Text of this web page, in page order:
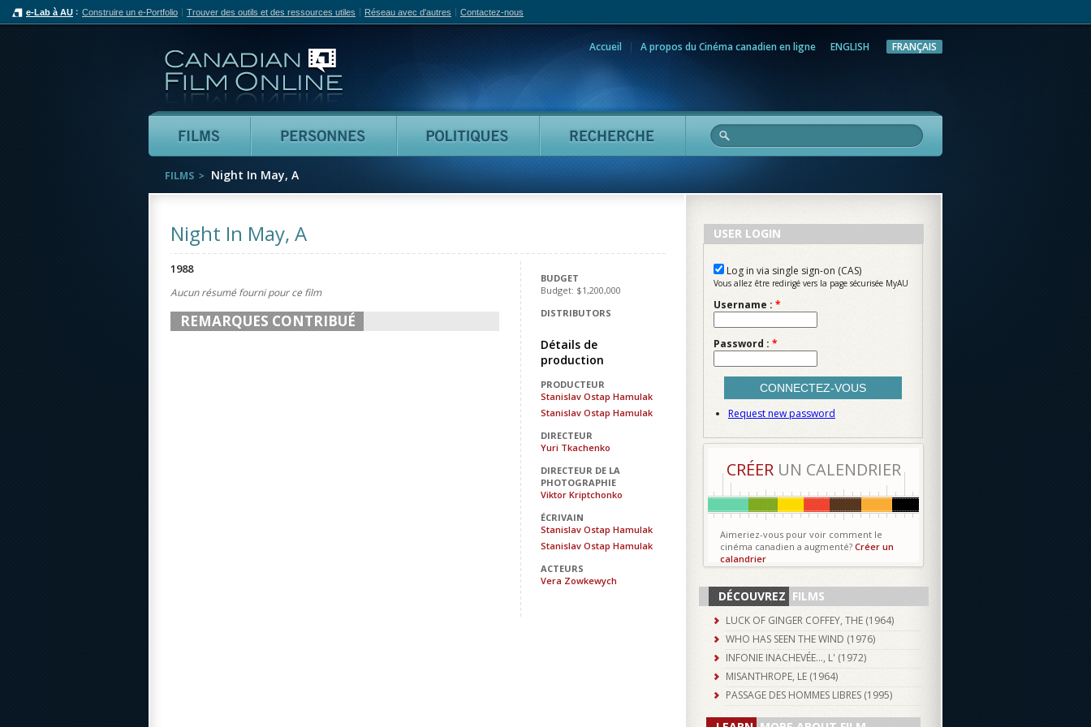
e-Lab à AU Construire un e-Portfolio Trouver des outils et des ressources utiles Réseau avec d'autres Contactez-nous
Accueil A propos du Cinéma canadien en ligne ENGLISH FRANÇAIS
Films Personnes Politiques Recherche
FILMS Night In May, A
Night In May, A
BUDGET
Budget: $1,200,000
DISTRIBUTORS
Détails de
production
PRODUCTEUR
Stanislav Ostap Hamulak
Stanislav Ostap Hamulak
DIRECTEUR
Yuri Tkachenko
DIRECTEUR DE LA
PHOTOGRAPHIE
Viktor Kriptchonko
ÉCRIVAIN
Stanislav Ostap Hamulak
Stanislav Ostap Hamulak
ACTEURS
Vera Zowkewych
1988
Aucun résumé fourni pour ce film
REMARQUES CONTRIBUÉ
USER LOGIN
Log in via single sign-on (CAS)
Vous allez être redirigé vers la page sécurisée MyAU
Username : *
Password : *
Request new password
CRÉERUN CALENDRIER
Aimeriez-vous pour voir comment le
cinéma canadien a augmenté? Créer un
calandrier
DÉCOUVREZ FILMS
LUCK OF GINGER COFFEY, THE (1964)
WHO HAS SEEN THE WIND (1976)
INFONIE INACHEVÉE..., L' (1972)
MISANTHROPE, LE (1964)
PASSAGE DES HOMMES LIBRES (1995)